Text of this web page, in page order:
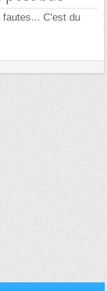
C'est du